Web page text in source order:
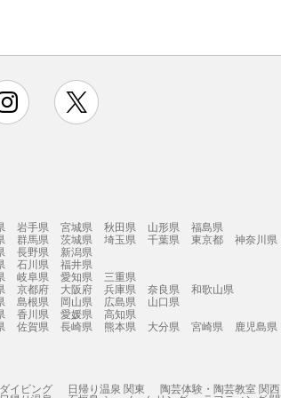
instagram
岩手県 宮城県 秋田県 山形県
福島県
群馬県 茨城県 埼玉県 千葉県 東京都
神奈川県
長野県
新潟県
石川県
福井県
岐阜県 愛知県
三重県
京都府 大阪府 兵庫県 奈良県
和歌山県
島根県 岡山県 広島県
山口県
香川県 愛媛県
高知県
佐賀県 長崎県 熊本県 大分県 宮崎県
鹿児島県
イビング 日帰り温泉 関東 陶芸体験・陶芸教室 関西